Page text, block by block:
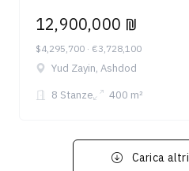
12,900,000 ₪
$4,295,700 · €3,728,100
Yud Zayin, Ashdod
8 Stanze
400 m²
Carica altri